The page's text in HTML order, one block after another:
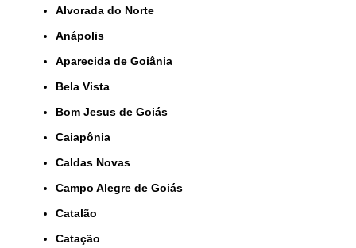
Alvorada do Norte
Anápolis
Aparecida de Goiânia
Bela Vista
Bom Jesus de Goiás
Caiapônia
Caldas Novas
Campo Alegre de Goiás
Catalão
Catação